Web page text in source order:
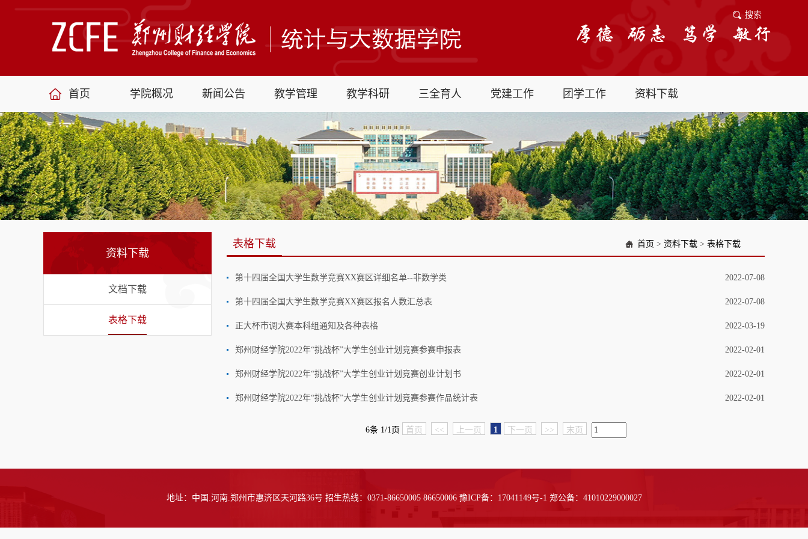
搜索
首页 学院概况 新闻公告 教学管理 教学科研 三全育人 党建工作 团学工作 资料下载
资料下载
文档下载
表格下载
表格下载 首页 > 资料下载 > 表格下载
第十四届全国大学生数学竞赛XX赛区详细名单--非数学类 2022-07-08
第十四届全国大学生数学竞赛XX赛区报名人数汇总表 2022-07-08
正大杯市调大赛本科组通知及各种表格 2022-03-19
郑州财经学院2022年“挑战杯”大学生创业计划竞赛参赛申报表 2022-02-01
郑州财经学院2022年“挑战杯”大学生创业计划竞赛创业计划书 2022-02-01
郑州财经学院2022年“挑战杯”大学生创业计划竞赛参赛作品统计表 2022-02-01
6条 1/1页 首页 << 上一页 1 下一页 >> 末页
地址：中国.河南.郑州市惠济区天河路36号 招生热线：0371-86650005 86650006 豫ICP备：17041149号-1 郑公备：41010229000027